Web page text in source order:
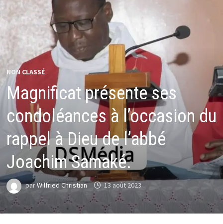
NON CLASSÉ
Magnificat présente ses
condoléances à l’occasion du
rappel à Dieu de l’abbé
Joachim Samaké.
parWilfried Christian 13 août 2023